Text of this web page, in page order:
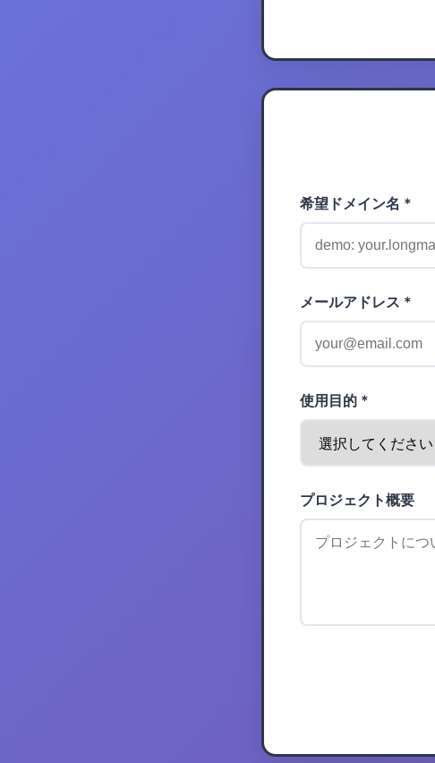
希望ドメイン名 *
メールアドレス *
使用目的 *
プロジェクト概要